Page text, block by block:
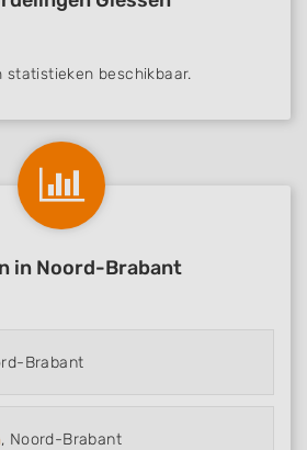
statistieken beschikbaar.
in Noord-Brabant
Brabant
, Noord-Brabant